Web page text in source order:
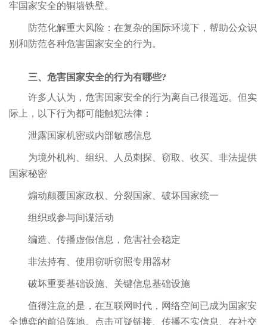
牢国家安全的铜墙铁壁。
防范化解重大风险：在复杂的国际环境下，帮助公众识
别和防范各种危害国家安全的行为。
三、危害国家安全的行为有哪些?
许多人认为，危害国家安全的行为离自己很遥远。但实
际上，以下行为都可能触犯法律：
泄露国家机密或内部敏感信息
为境外机构、组织、人员刺探、窃取、收买、非法提供
国家秘密
煽动颠覆国家政权、分裂国家、破坏国家统一
组织或参与间谍活动
编造、传播虚假信息，危害社会稳定
非法持有、使用窃听窃照专用器材
破坏重要基础设施、关键信息基础设施
值得注意的是，在互联网时代，网络空间已成为国家安
全博弈的前沿阵地。点击可疑链接、传播不实信息、在社交